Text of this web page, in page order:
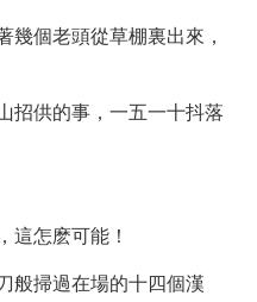
幾個老頭從草棚裏出來，
招供的事，一五一十抖落
這怎麽可能！
般掃過在場的十四個漢